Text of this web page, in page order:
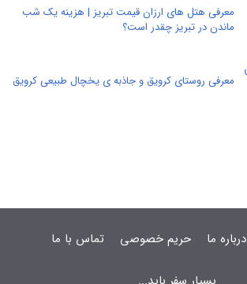
معرفی هتل های ارزان قیمت تبریز | هزینه یک شب
ماندن در تبریز چقدر است؟
معرفی روستای کرویق و جاذبه ی یخچال طبیعی کرویق
درباره ما حریم خصوصی تماس با ما